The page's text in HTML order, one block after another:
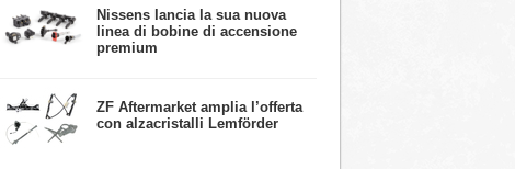
Nissens lancia la sua nuova
linea di bobine di accensione
premium
ZF Aftermarket amplia l’offerta
con alzacristalli Lemförder